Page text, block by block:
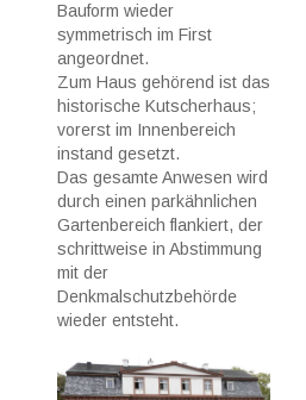
Bauform wieder
symmetrisch im First
angeordnet.
Zum Haus gehörend ist das
historische Kutscherhaus;
vorerst im Innenbereich
instand gesetzt.
Das gesamte Anwesen wird
durch einen parkähnlichen
Gartenbereich flankiert, der
schrittweise in Abstimmung
mit der
Denkmalschutzbehörde
wieder entsteht.